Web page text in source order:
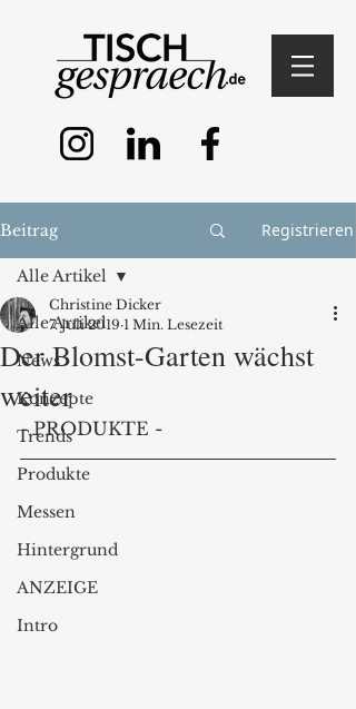
Beitrag Registrieren
Alle Artikel
News
Konzepte
Trends
Produkte
Messen
Hintergrund
ANZEIGE
Intro
Alle Artikel
Der Blomst-Garten wächst
weiter
Christine Dicker
7. Juli 2019 1 Min. Lesezeit
- PRODUKTE -